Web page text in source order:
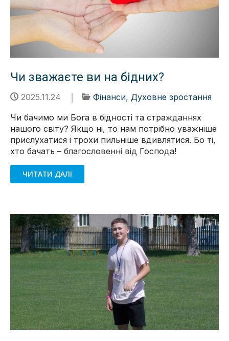
Чи зважаєте ви на бідних?
2025.11.24 Фінанси, Духовне зростання
Чи бачимо ми Бога в бідності та стражданнях
нашого світу? Якщо ні, то нам потрібно уважніше
прислухатися і трохи пильніше вдивлятися. Бо ті,
хто бачать – благословенні від Господа!
ЧИТАТИ ДАЛІ